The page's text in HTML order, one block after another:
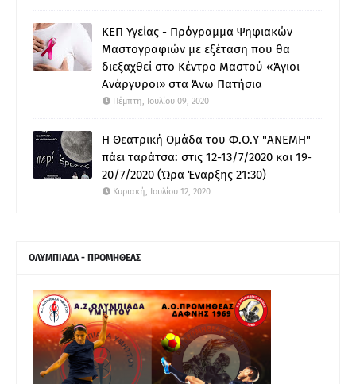
ΚΕΠ Υγείας - Πρόγραμμα Ψηφιακών
Μαστογραφιών με εξέταση που θα
διεξαχθεί στο Κέντρο Μαστού «Άγιοι
Ανάργυροι» στα Άνω Πατήσια
Πέμπτη, Ιουλίου 09, 2020
Η Θεατρική Ομάδα του Φ.Ο.Υ "ΑΝΕΜΗ"
πάει ταράτσα: στις 12-13/7/2020 και 19-
20/7/2020 (Ώρα Έναρξης 21:30)
Κυριακή, Ιουλίου 12, 2020
ΟΛΥΜΠΙΑΔΑ - ΠΡΟΜΗΘΕΑΣ